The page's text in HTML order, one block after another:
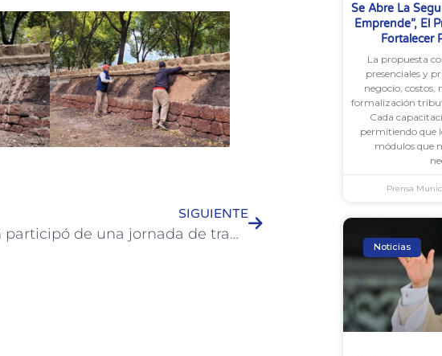
SIGUIENTE
Colón participó de una jornada de trabajo de desarrollo productivo con el CFI
Se Abre La
Emprende”, El
Fortalecer
La propuesta
presenciales y
negocio,
formalización
Cada
permitiendo que
módulos que
Prensa
Noticias